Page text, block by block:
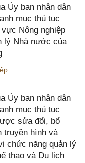
Ủy ban nhân dân
mục thủ tục
Nông nghiệp
lý Nhà nước của
Ủy ban nhân dân
mục thủ tục
sửa đổi, bổ
truyền hình và
chức năng quản lý
thao và Du lịch